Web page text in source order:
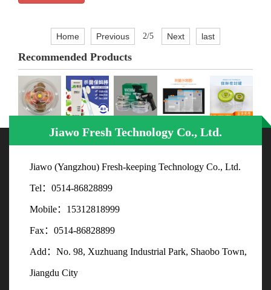
Home Previous 2/5 Next last
Recommended Products
Jiawo Fresh Technology Co., Ltd.
Jiawo (Yangzhou) Fresh-keeping Technology Co., Ltd.
Tel：0514-86828899
Mobile：15312818999
Fax：0514-86828899
Add：No. 98, Xuzhuang Industrial Park, Shaobo Town,
Jiangdu City